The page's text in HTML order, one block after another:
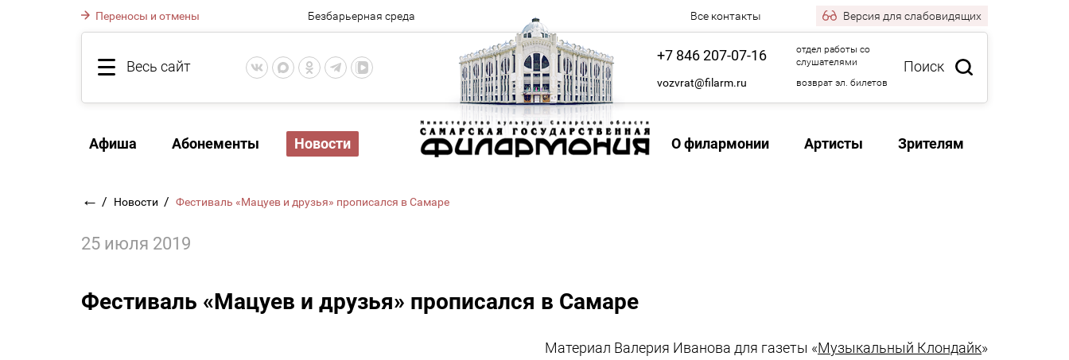
Переносы и отмены Безбарьерная среда Все контакты Версия для слабовидящих
Весь сайт Поиск
+7 846 207-07-16
отдел работы со
слушателями
vozvrat@filarm.ru возврат эл. билетов
Афиша Абонементы Новости О филармонии Артисты Зрителям
← / Новости / Фестиваль «Мацуев и друзья» прописался в Самаре
25 июля 2019
Фестиваль «Мацуев и друзья» прописался в Самаре
Материал Валерия Иванова для газеты «Музыкальный Клондайк»